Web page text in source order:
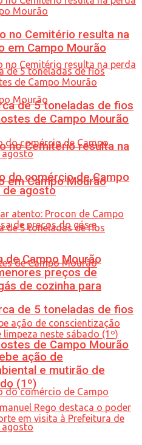
no Cemitério resulta na
em Campo Mourão
de 5 toneladas de fios
de Campo Mourão
no Cemitério resulta na
em Campo Mourão
de 5 toneladas de fios
de Campo Mourão
do comércio de Campo
de agosto
de Campo Mourão
preços de
de cozinha para
ação de
e mutirão de
(1º)